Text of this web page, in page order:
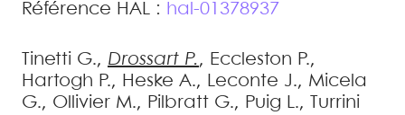
Référence HAL : hal-01378937
Tinetti G., Drossart P., Eccleston P.,
Hartogh P., Heske A., Leconte J., Micela
G., Ollivier M., Pilbratt G., Puig L.,
Turrini